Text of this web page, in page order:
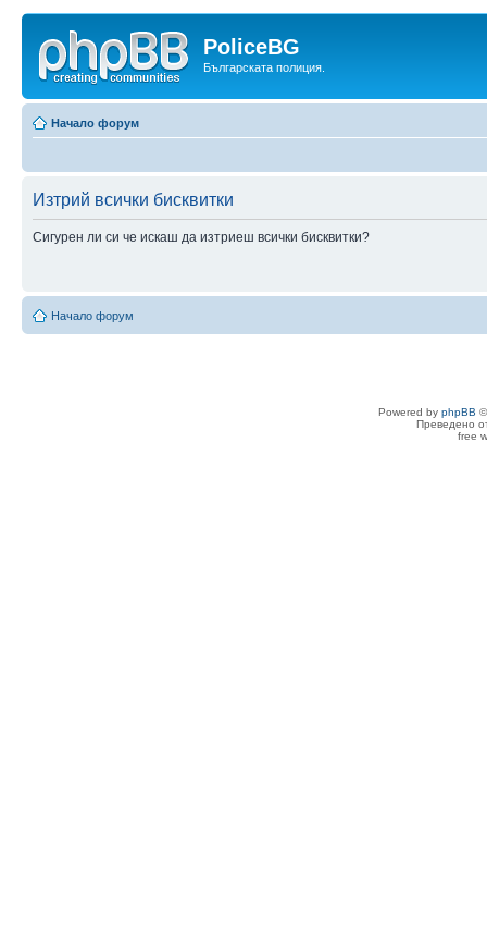
PoliceBG
Българската полиция.
Начало форум
Изтрий всички бисквитки
Сигурен ли си че искаш да изтриеш всички бисквитки?
Начало форум
Powered by phpBB
Преведено
free